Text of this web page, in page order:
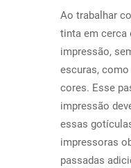
Ao trabalhar
tinta em cerca
impressão,
escuras,
cores. Esse
impressão
essas
impressoras
passadas